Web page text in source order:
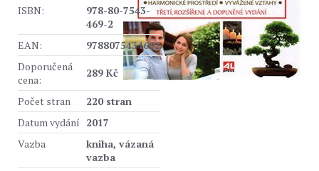
ISBN:
978-80-7543-
469-2
EAN:
9788075434692
Doporučená
cena:
289 Kč
Počet stran
220 stran
Datum vydání 2017
Vazba
kniha, vázaná
vazba